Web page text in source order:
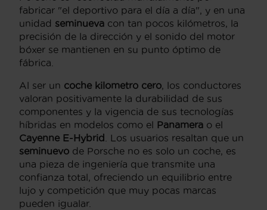
fabricar "el deportivo para el día a día", y en una
unidad seminueva con tan pocos kilómetros, la
precisión de la dirección y el sonido del motor
bóxer se mantienen en su punto óptimo de
fábrica.
Al ser un coche kilometro cero, los conductores
valoran positivamente la durabilidad de sus
componentes y la vigencia de sus tecnologías
híbridas en modelos como el Panamera o el
Cayenne E-Hybrid
. Los usuarios resaltan que un
seminuevo de Porsche no es solo un coche, es
una pieza de ingeniería que transmite una
confianza total, ofreciendo un equilibrio entre
lujo y competición que muy pocas marcas
pueden igualar.